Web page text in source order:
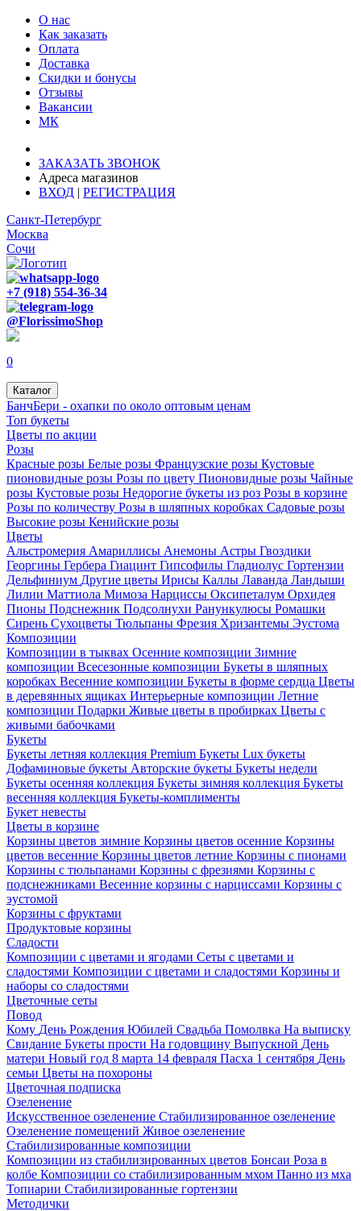
О нас
Как заказать
Оплата
Доставка
Скидки и бонусы
Отзывы
Вакансии
МК
ЗАКАЗАТЬ ЗВОНОК
Адреса магазинов
ВХОД | РЕГИСТРАЦИЯ
Санкт-Петербург
Москва
Сочи
+7 (918) 554-36-34
@FlorissimoShop
0
Каталог
БанчБери - охапки по около оптовым ценам
Топ букеты
Цветы по акции
Розы
Красные розы Белые розы Французские розы Кустовые
пионовидные розы Розы по цвету Пионовидные розы Чайные
розы Кустовые розы Недорогие букеты из роз Розы в корзине
Розы по количеству Розы в шляпных коробках Садовые розы
Высокие розы Кенийские розы
Цветы
Альстромерия Амариллисы Анемоны Астры Гвоздики
Георгины Гербера Гиацинт Гипсофилы Гладиолус Гортензии
Дельфиниум Другие цветы Ирисы Каллы Лаванда Ландыши
Лилии Маттиола Мимоза Нарциссы Оксипеталум Орхидея
Пионы Подснежник Подсолнухи Ранункулюсы Ромашки
Сирень Сухоцветы Тюльпаны Фрезия Хризантемы Эустома
Композиции
Композиции в тыквах Осенние композиции Зимние
композиции Всесезонные композиции Букеты в шляпных
коробках Весенние композиции Букеты в форме сердца Цветы
в деревянных ящиках Интерьерные композиции Летние
композиции Подарки Живые цветы в пробирках Цветы с
живыми бабочками
Букеты
Букеты летняя коллекция Premium Букеты Lux букеты
Дофаминовые букеты Авторские букеты Букеты недели
Букеты осенняя коллекция Букеты зимняя коллекция Букеты
весенняя коллекция Букеты-комплименты
Букет невесты
Цветы в корзине
Корзины цветов зимние Корзины цветов осенние Корзины
цветов весенние Корзины цветов летние Корзины с пионами
Корзины с тюльпанами Корзины с фрезиями Корзины с
подснежниками Весенние корзины с нарциссами Корзины с
эустомой
Корзины с фруктами
Продуктовые корзины
Сладости
Композиции с цветами и ягодами Сеты с цветами и
сладостями Композиции с цветами и сладостями Корзины и
наборы со сладостями
Цветочные сеты
Повод
Кому День Рождения Юбилей Свадьба Помолвка На выписку
Свидание Букеты прости На годовщину Выпускной День
матери Новый год 8 марта 14 февраля Пасха 1 сентября День
семьи Цветы на похороны
Цветочная подписка
Озеленение
Искусственное озеленение Стабилизированное озеленение
Озеленение помещений Живое озеленение
Стабилизированные композиции
Композиции из стабилизированных цветов Бонсаи Роза в
колбе Композиции со стабилизированным мхом Панно из мха
Топиарии Стабилизированные гортензии
Методички